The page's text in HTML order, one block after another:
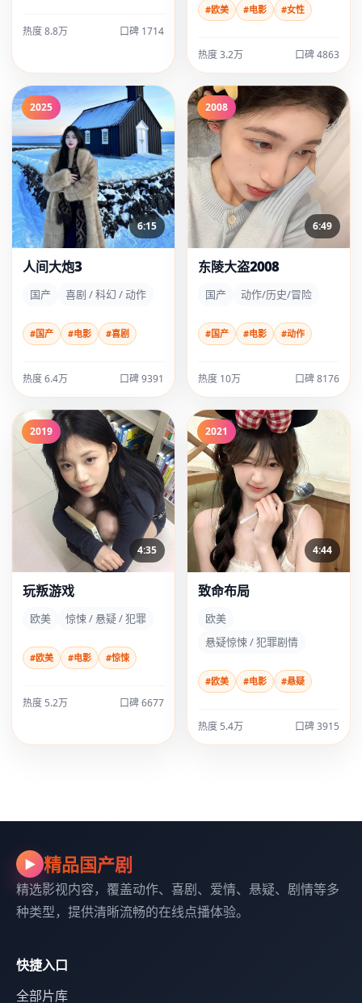
热度 8.8万 口碑 1714
#欧美 #电影 #女性
热度 3.2万 口碑 4863
2025
6:15
人间大炮3
国产 喜剧 / 科幻 / 动作
#国产 #电影 #喜剧
热度 6.4万 口碑 9391
2008
6:49
东陵大盗2008
国产 动作/历史/冒险
#国产 #电影 #动作
热度 10万 口碑 8176
2019
4:35
玩叛游戏
欧美 惊悚 / 悬疑 / 犯罪
#欧美 #电影 #惊悚
热度 5.2万 口碑 6677
2021
4:44
致命布局
欧美
悬疑惊悚 / 犯罪剧情
#欧美 #电影 #悬疑
热度 5.4万 口碑 3915
▶ 精品国产剧
精选影视内容，覆盖动作、喜剧、爱情、悬疑、剧情等多
种类型，提供清晰流畅的在线点播体验。
快捷入口
全部片库